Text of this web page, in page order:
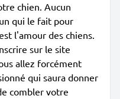
chien. Aucun
qui le fait pour
l'amour des chiens.
sur le site
allez forcément
qui saura donner
combler votre